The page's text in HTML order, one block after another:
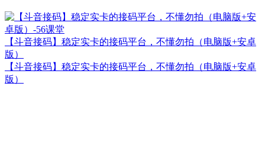
【斗音接码】稳定实卡的接码平台，不懂勿拍（电脑版+安卓
版）
【斗音接码】稳定实卡的接码平台，不懂勿拍（电脑版+安卓
版）